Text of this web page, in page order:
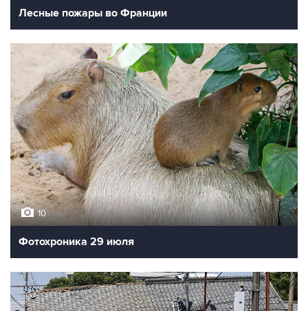
Лесные пожары во Франции
10
Фотохроника 29 июля